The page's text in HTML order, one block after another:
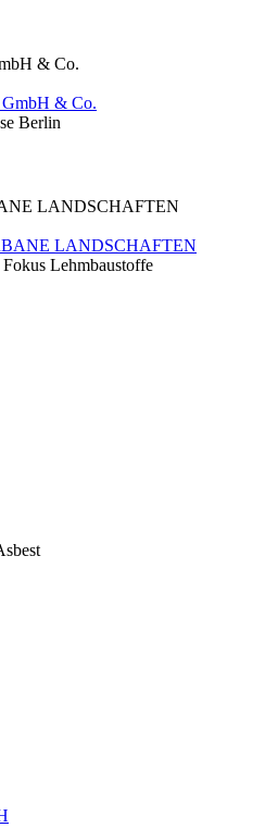
& Co.
Berlin
LANDSCHAFTEN
Lehmbaustoffe